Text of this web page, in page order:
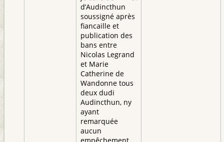
d’Audincthun
soussigné après
fiancaille et
publication des
bans entre
Nicolas Legrand
et Marie
Catherine de
Wandonne tous
deux dudi
Audincthun, ny
ayant
remarquée
aucun